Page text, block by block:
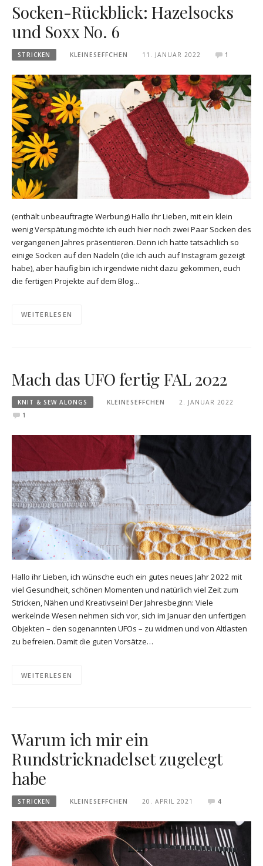
Socken-Rückblick: Hazelsocks
und Soxx No. 6
STRICKEN KLEINESEFFCHEN 11. JANUAR 2022 1
(enthält unbeauftragte Werbung) Hallo ihr Lieben, mit ein klein
wenig Verspätung möchte ich euch hier noch zwei Paar Socken des
vergangenen Jahres präsentieren. Denn ich hatte tatsächlich so
einige Socken auf den Nadeln (die ich auch auf Instagram gezeigt
habe), aber häufig bin ich irgendwie nicht dazu gekommen, euch
die fertigen Projekte auf dem Blog…
WEITERLESEN
Mach das UFO fertig FAL 2022
KNIT & SEW ALONGS KLEINESEFFCHEN
2. JANUAR 2022
1
Hallo ihr Lieben, ich wünsche euch ein gutes neues Jahr 2022 mit
viel Gesundheit, schönen Momenten und natürlich viel Zeit zum
Stricken, Nähen und Kreativsein! Der Jahresbeginn: Viele
werkelnde Wesen nehmen sich vor, sich im Januar den unfertigen
Objekten – den sogenannten UFOs – zu widmen und von Altlasten
zu befreien. Damit die guten Vorsätze…
WEITERLESEN
Warum ich mir ein
Rundstricknadelset zugelegt
habe
STRICKEN KLEINESEFFCHEN 20. APRIL 2021 4